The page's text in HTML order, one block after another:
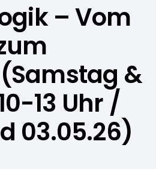
– Vom
&
13 Uhr /
03.05.26)